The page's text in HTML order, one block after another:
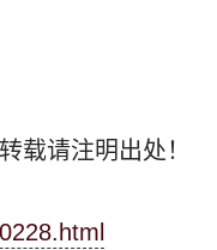
载请注明出处！